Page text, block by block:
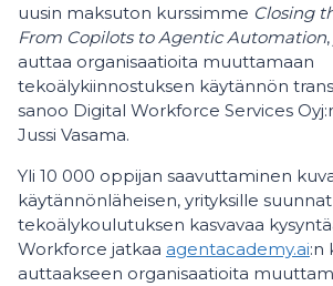
uusin maksuton kurssimme Closing
From Copilots to Agentic Automation
auttaa organisaatioita muuttamaan
tekoälykiinnostuksen käytännön
sanoo Digital Workforce Services
Jussi Vasama.
Yli 10 000 oppijan saavuttaminen
käytännönläheisen, yrityksille
tekoälykoulutuksen kasvavaa
Workforce jatkaa agentacademy.ai:n
auttaakseen organisaatioita